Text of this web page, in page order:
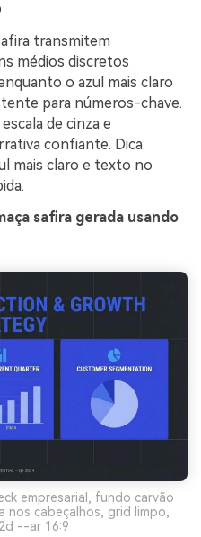
transmitem
médios discretos
o azul mais claro
para números-chave.
de cinza e
confiante. Dica:
mais claro e texto no
safira gerada usando
empresarial, fundo carvão
nos cabeçalhos, grid limpo,
--ar 16:9